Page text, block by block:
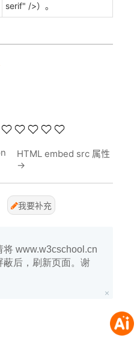
serif" />）。
HTML embed src 属性
→
我要补充
www.w3cschool.cn
蔽后，刷新页面。谢